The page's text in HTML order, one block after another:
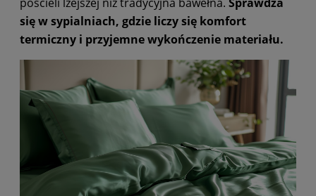
się w sypialniach, gdzie liczy się komfort
termiczny i przyjemne wykończenie materiału.